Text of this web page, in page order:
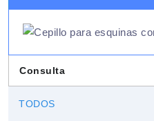
Consulta
TODOS